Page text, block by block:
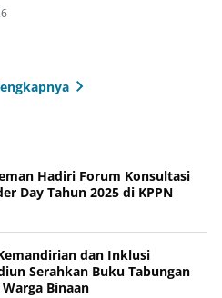
Hadiri Forum Konsultasi
Day Tahun 2025 di KPPN
dan Inklusi
Serahkan Buku Tabungan
Binaan